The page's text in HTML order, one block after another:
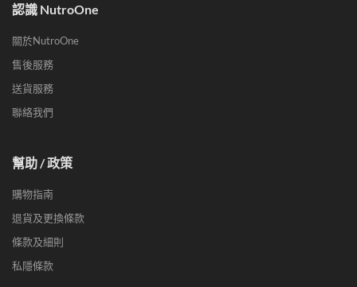
認識 NutroOne
關於NutroOne
售後服務
送貨服務
聯絡我們
幫助 / 政策
購物指南
退貨及更換條款
條款及細則
私隱條款